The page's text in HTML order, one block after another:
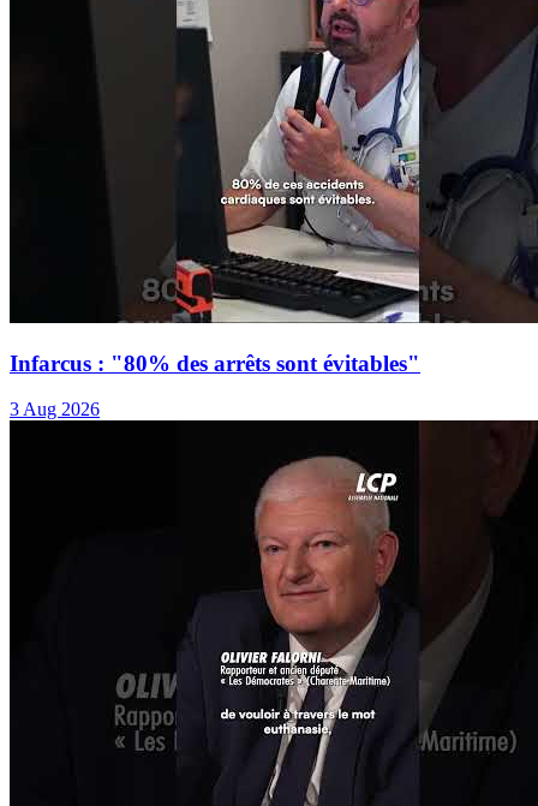
Infarcus : "80% des arrêts sont évitables"
3 Aug 2026